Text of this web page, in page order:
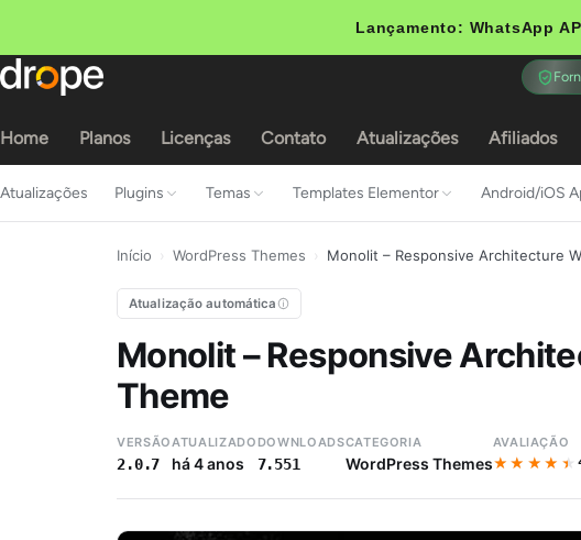
Lançamento: WhatsApp
Home Planos Licenças Contato Atualizações Afiliados
Atualizações Plugins Temas Templates Elementor Android/iOS
Início WordPress Themes Monolit – Responsive Architecture
Atualização automática
Monolit – Responsive
Theme
VERSÃO
2.0.7
ATUALIZADO
há 4 anos
DOWNLOADS
7.551
CATEGORIA
WordPress Themes
AVALIAÇÃO
★★★★★
★★★★★